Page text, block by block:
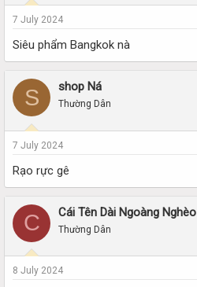
7 July 2024
Siêu phẩm Bangkok nà
S shop Ná
Thường Dân
7 July 2024
Rạo rực gê
C Cái Tên Dài Ngoàng Nghèo
Thường Dân
8 July 2024